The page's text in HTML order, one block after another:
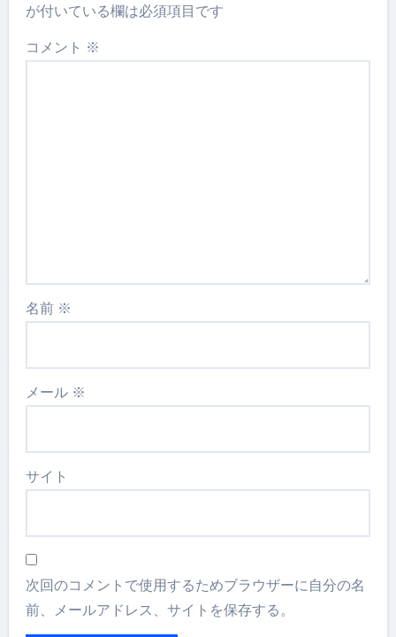
が付いている欄は必須項目です
コメント ※
名前 ※
メール ※
サイト
次回のコメントで使用するためブラウザーに自分の名
前、メールアドレス、サイトを保存する。